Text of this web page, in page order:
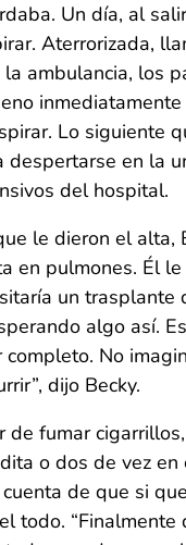
Un día, al
Aterrorizada,
ambulancia, los
Lo siguiente
despertarse en la
del hospital.
le dieron el alta,
en pulmones. Él
un trasplante
algo así.
No
dijo Becky.
de fumar
o dos de vez en
de que si
todo. “Finalmente